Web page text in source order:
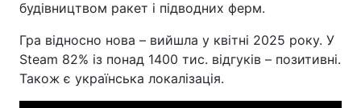
будівництвом ракет і підводних ферм.
Гра відносно нова – вийшла у квітні 2025 року. У
Steam 82% із понад 1400 тис. відгуків – позитивні.
Також є українська локалізація.